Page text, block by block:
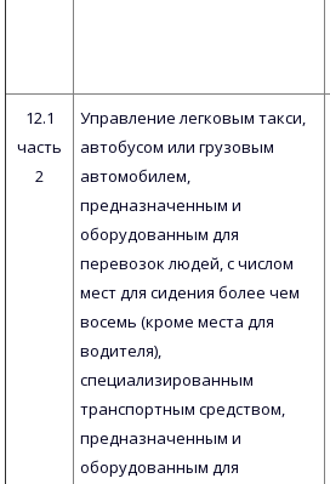
12.1
часть
2
Управление легковым такси,
автобусом или грузовым
автомобилем,
предназначенным и
оборудованным для
перевозок людей, с числом
мест для сидения более чем
восемь (кроме места для
водителя),
специализированным
транспортным средством,
предназначенным и
оборудованным для